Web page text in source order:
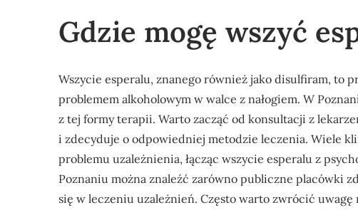
Gdzie mogę wszyć
Wszycie esperalu, znanego również jako disulfiram, to
problemem alkoholowym w walce z nałogiem. W
z tej formy terapii. Warto zacząć od konsultacji z
i zdecyduje o odpowiedniej metodzie leczenia. Wiele
problemu uzależnienia, łącząc wszycie esperalu z
Poznaniu można znaleźć zarówno publiczne placówki
się w leczeniu uzależnień. Często warto zwrócić